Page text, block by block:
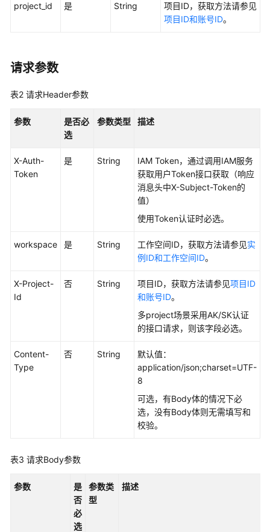
户
最
佳
践
API
考
览
用
project_id 是 String
项目ID，获取方法请参见
项目ID和账号ID。
请求参数
表2 请求Header参数
参数
是否必
选
参数类型 描述
X-Auth-
Token
是 String
IAM Token，通过调用IAM服务
获取用户Token接口获取（响应
消息头中X-Subject-Token的
值）
使用Token认证时必选。
workspace 是 String 工作空间ID，获取方法请参见实
例ID和工作空间ID。
X-Project-
Id
否 String 项目ID，获取方法请参见项目ID
和账号ID。
多project场景采用AK/SK认证
的接口请求，则该字段必选。
Content-
Type
否 String
默认值：
application/json;charset=UTF-
8
可选，有Body体的情况下必
选，没有Body体则无需填写和
校验。
表3 请求Body参数
参数
是
否
必
选
参数类
型
描述